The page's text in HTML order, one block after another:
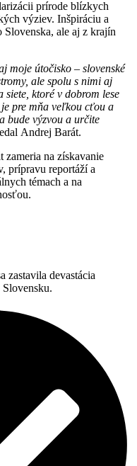
prírode blízkych
výziev. Inšpiráciu a
ale aj z krajín
moje útočisko – slovenské
ale spolu s nimi aj
siete, ktoré v dobrom lese
pre mňa veľkou cťou a
bude výzvou a určite
Andrej Barát.
na získavanie
prípravu reportáží a
témach a na
zastavila devastácia